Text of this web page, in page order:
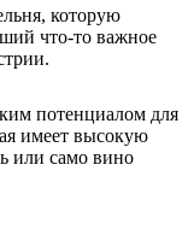
которую
что-то важное
потенциалом для
имеет высокую
или само вино